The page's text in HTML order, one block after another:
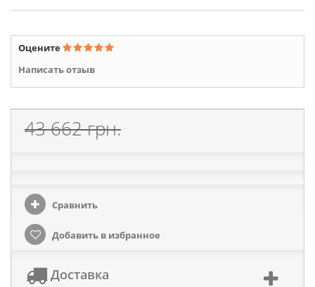
Оцените
Написать отзыв
43 662 грн.
Сравнить
Добавить в избранное
Доставка